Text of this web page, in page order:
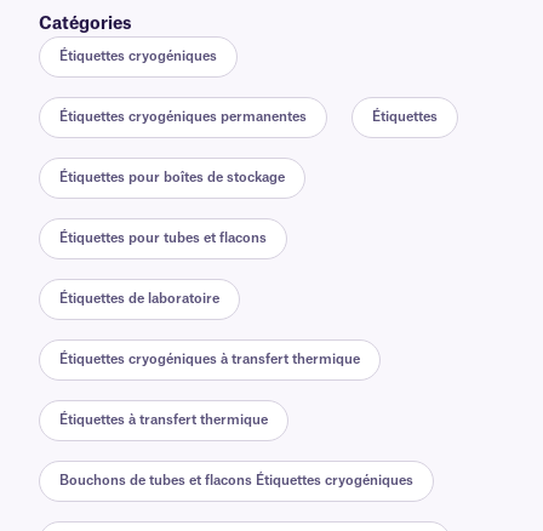
Catégories
Étiquettes cryogéniques
Étiquettes cryogéniques permanentes Étiquettes
Étiquettes pour boîtes de stockage
Étiquettes pour tubes et flacons
Étiquettes de laboratoire
Étiquettes cryogéniques à transfert thermique
Étiquettes à transfert thermique
Bouchons de tubes et flacons Étiquettes cryogéniques